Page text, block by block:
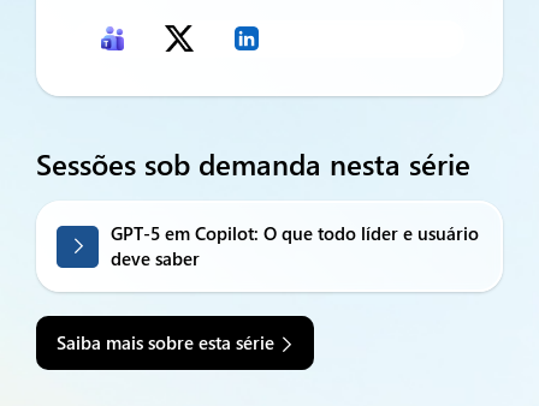
Sessões sob demanda nesta série
GPT-5 em Copilot: O que todo líder e usuário
deve saber
Saiba mais sobre esta série